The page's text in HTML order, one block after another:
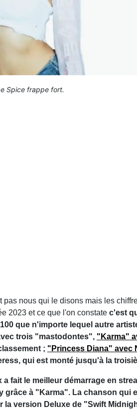
Spice frappe fort.
pas nous qui le disons mais les
2023 et ce que l'on constate c'est
que n'importe lequel autre
trois "mastodontes", "Karma"
; "Princess Diana" avec
qui est monté jusqu'à la
fait le meilleur démarrage en
à "Karma". La chanson qui
version Deluxe de "Swift